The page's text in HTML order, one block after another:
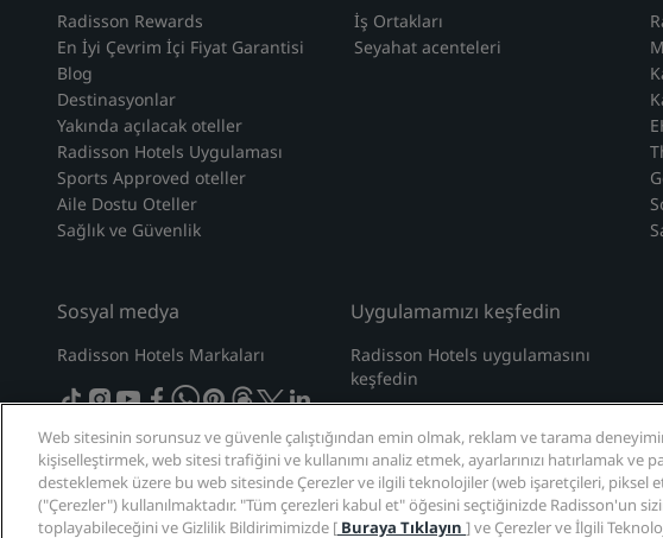
Radisson Rewards
En İyi Çevrim İçi Fiyat Garantisi
Blog
Destinasyonlar
Yakında açılacak oteller
Radisson Hotels Uygulaması
Sports Approved oteller
Aile Dostu Oteller
Sağlık ve Güvenlik
İş Ortakları
Seyahat acenteleri
Sosyal medya
Radisson Hotels Markaları
tiktokinstagram
youtube
facebook
whatsapp
pinterest
threads
twitterlinkedin
Uygulamamızı keşfedin
Radisson Hotels uygulamasını
keşfedin
Web sitesinin sorunsuz ve güvenle çalıştığından emin olmak, reklam ve tarama
kişiselleştirmek, web sitesi trafiğini ve kullanımı analiz etmek, ayarlarınızı hatırlamak ve
desteklemek üzere bu web sitesinde Çerezler ve ilgili teknolojiler (web işaretçileri, piksel
("Çerezler") kullanılmaktadır. "Tüm çerezleri kabul et" öğesini seçtiğinizde Radisson'un
toplayabileceğini ve Gizlilik Bildirimimizde [ Buraya Tıklayın ] ve Çerezler ve İlgili